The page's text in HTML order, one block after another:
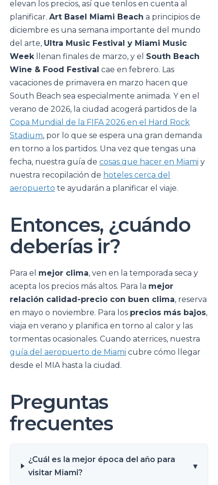
elevan los precios, así que tenlos en cuenta al
planificar. Art Basel Miami Beach a principios de
diciembre es una semana importante del mundo
del arte, Ultra Music Festival y Miami Music
Week llenan finales de marzo, y el South Beach
Wine & Food Festival cae en febrero. Las
vacaciones de primavera en marzo hacen que
South Beach sea especialmente animada. Y en el
verano de 2026, la ciudad acogerá partidos de la
Copa Mundial de la FIFA 2026 en el Hard Rock
Stadium, por lo que se espera una gran demanda
en torno a los partidos. Una vez que tengas una
fecha, nuestra guía de cosas que hacer en Miami y
nuestra recopilación de hoteles cerca del
aeropuerto te ayudarán a planificar el viaje.
Entonces, ¿cuándo
deberías ir?
Para el mejor clima, ven en la temporada seca y
acepta los precios más altos. Para la mejor
relación calidad-precio con buen clima, reserva
en mayo o noviembre. Para los precios más bajos,
viaja en verano y planifica en torno al calor y las
tormentas ocasionales. Cuando aterrices, nuestra
guía del aeropuerto de Miami cubre cómo llegar
desde el MIA hasta la ciudad.
Preguntas
frecuentes
¿Cuál es la mejor época del año para
visitar Miami?
▾